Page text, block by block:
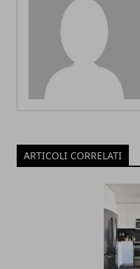
ARTICOLI CORRELATI